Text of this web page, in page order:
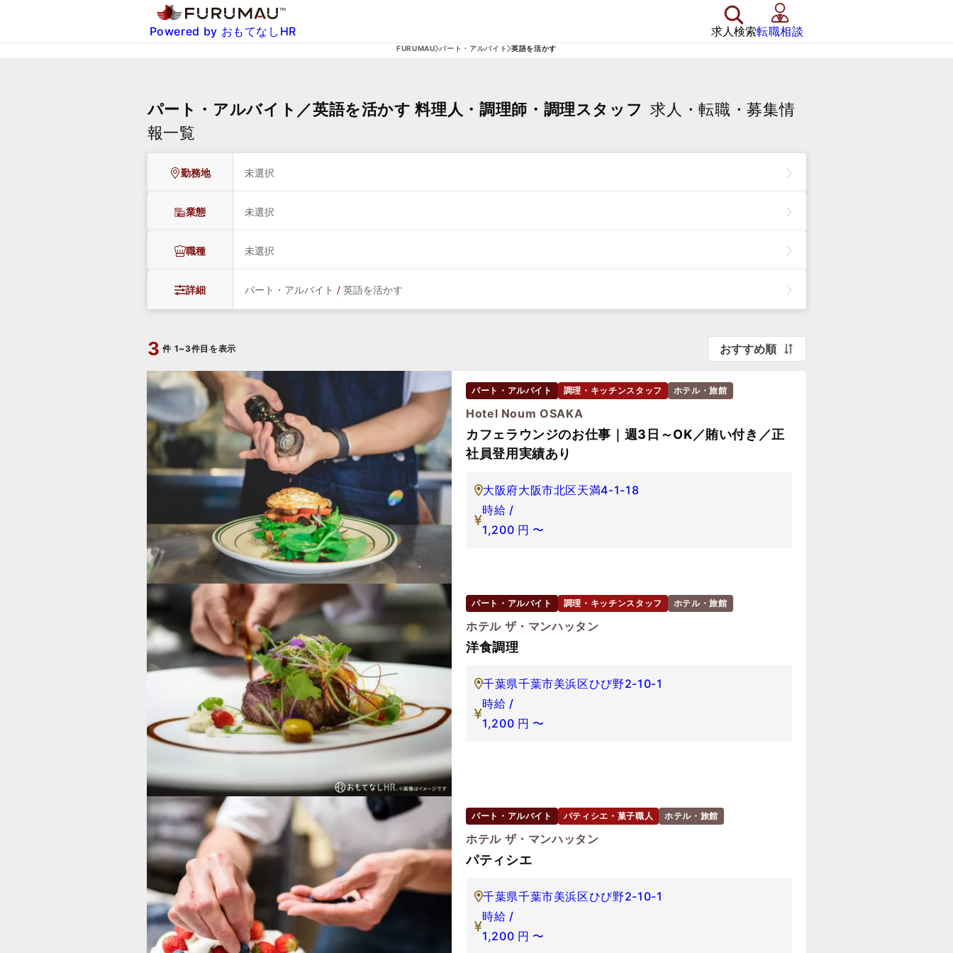
Powered by おもてなしHR 求人検索転職相談
FURUMAU パート・アルバイト 英語を活かす
パート・アルバイト／英語を活かす 料理人・調理師・調理スタッフ 求人・転職・募集情
報一覧
勤務地 未選択
業態 未選択
職種 未選択
詳細 パート・アルバイト / 英語を活かす
3 件 1~3件目を表示 おすすめ順
パート・アルバイト 調理・キッチンスタッフ ホテル・旅館
Hotel Noum OSAKA
カフェラウンジのお仕事｜週3日～OK／賄い付き／正
社員登用実績あり
大阪府大阪市北区天満4-1-18
時給 /
1,200 円 〜
パート・アルバイト 調理・キッチンスタッフ ホテル・旅館
ホテル ザ・マンハッタン
洋食調理
千葉県千葉市美浜区ひび野2-10-1
時給 /
1,200 円 〜
パート・アルバイト パティシエ・菓子職人 ホテル・旅館
ホテル ザ・マンハッタン
パティシエ
千葉県千葉市美浜区ひび野2-10-1
時給 /
1,200 円 〜